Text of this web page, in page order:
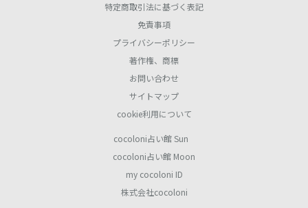
特定商取引法に基づく表記
免責事項
プライバシーポリシー
著作権、商標
お問い合わせ
サイトマップ
cookie利用について
cocoloni占い館 Sun
cocoloni占い館 Moon
my cocoloni ID
株式会社cocoloni